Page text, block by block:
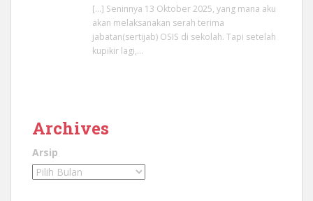
[…] Seninnya 13 Oktober 2025, yang mana aku
akan melaksanakan serah terima
jabatan(sertijab) OSIS di sekolah. Tapi setelah
kupikir lagi,…
Archives
Arsip